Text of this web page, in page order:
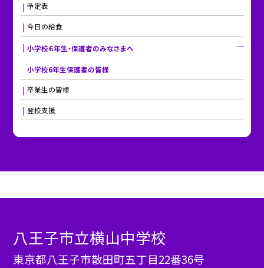
予定表
今日の給食
小学校６年生・保護者のみなさまへ
小学校6年生保護者の皆様
卒業生の皆様
登校支援
八王子市立横山中学校
東京都八王子市散田町五丁目22番36号